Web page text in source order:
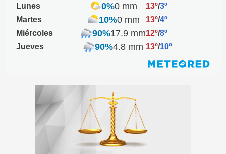
Lunes 0%0 mm 13º/3º
Martes
10%0 mm 13º/4º
Miércoles
90%17.9 mm12º/8º
Jueves
90%4.8 mm 13º/10º